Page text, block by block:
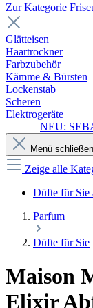
Zur Kategorie
Glätteisen
Haartrockner
Farbzubehör
Kämme & Bürsten
Lockenstab
Scheren
Elektrogeräte
NEU:
Menü schließen
Zeige alle
Düfte für Sie
Parfum
Düfte für Sie
Maison
Elixir